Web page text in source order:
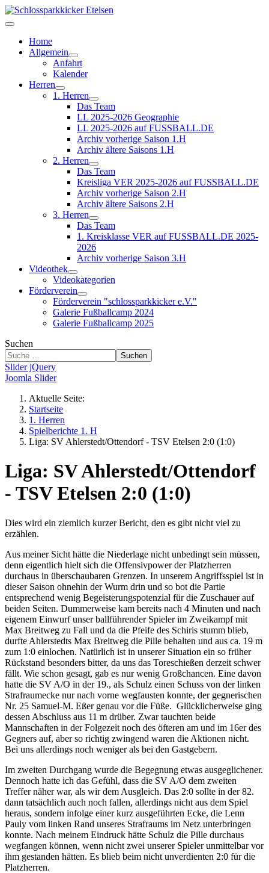
Home
Allgemein
Anfahrt
Kalender
Herren
1. Herren
Das Team
LL 2025-2026 Geographie
LL 2025-2026 auf FUSSBALL.DE
Archiv vorherige Saison 1.H
Archiv ältere Saisons 1.H
2. Herren
Das Team
Kreisliga VER 2025-2026 auf FUSSBALL.DE
Archiv vorherige Saison 2.H
Archiv ältere Saisons 2.H
3. Herren
Das Team
1. Kreisklasse VER auf FUSSBALL.DE 2025-
2026
Archiv vorherige Saison 3.H
Videothek
Videokategorien
Förderverein
Förderverein "schlossparkkicker e.V."
Galerie Fußballcamp 2024
Galerie Fußballcamp 2025
Suchen
Suchen
Slider jQuery
Joomla Slider
Aktuelle Seite:
Startseite
1. Herren
Spielberichte 1. H
Liga: SV Ahlerstedt/Ottendorf - TSV Etelsen 2:0 (1:0)
Liga: SV Ahlerstedt/Ottendorf
- TSV Etelsen 2:0 (1:0)
Dies wird ein ziemlich kurzer Bericht, den es gibt nicht viel zu
erzählen.
Aus meiner Sicht hätte die Niederlage nicht unbedingt sein müssen,
denn eigentlich hielt sich die Offensivpower der Platzherren
durchaus in überschaubaren Grenzen. In unserem Angriffsspiel ist in
dieser Saison ohnehin der Wurm drin und so bot die Partie
entsprechend wenig Begeisterungspotenzial für die Zuschauer auf
beiden Seiten. Dummerweise kam bereits nach 4 Minuten und nach
eigenem Einwurf unser ballführender Spieler im Zweikampf mit
Max Breitweg zu Fall und da die Pfeife des Schiris stumm blieb,
durfte Ahlerstedts Max Breitweg die Pille behalten und aus ca. 19 m
zum 1:0 einlochen. Natürlich ist in unserer Situation ein so früher
Rückstand besonders bitter, da uns das Toreschießen derzeit schwer
fällt. Wie schon gesagt, gab es nur wenig Großchancen. Eine davon
hatte die SV A/O in der 19., als Schulz einen Schuss von der linken
Strafraumecke nur nach vorne wegfausten konnte, der gegnerischen
Nr. 25 Samuel-M. Eßer genau vor die Füße. Glücklicherweise ging
dessen Abschluss aus 11 m drüber. Zwar tauchten beide
Mannschaften in der Folgezeit noch des öfteren am und im 16er des
Gegners auf, aber so richtig zwingend waren die Aktionen nicht.
Bei uns allerdings noch weniger als bei den Gastgebern.
Im zweiten Durchgang wurde die Begegnung etwas ausgeglichener.
Dennoch hatte ich das Gefühl, dass die SV A/O dem zweiten
Treffer näher war, als wir dem Ausgleich. Das 2:0 sollte in der 82.
dann tatsächlich auch noch fallen, allerdings nicht aus dem Spiel
heraus, sondern infolge einer kurz ausgeführten Ecke, die Lenn
Pauly vom linken Rand unseres Strafraums im Netz unterbringen
konnte. Nach meinem Eindruck hätte Schulz die Pille durchaus
wegfangen können, wenn nicht zwei unserer Spieler unmittelbar vor
ihm gestanden hätten. Es blieb beim nicht unverdienten 2:0 für die
Platzherren.